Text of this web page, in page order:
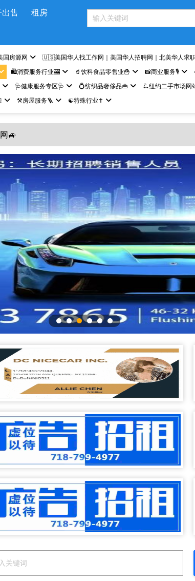
出售 租房
国房源网 🇺🇸美国华人找工作网｜美国华人招聘网｜北美华人求
🛍️消费服务行业🎰 🥤饮料食品零售业🍟 📸商业服务🎙️
🩺健康服务专区🩺 💍纺织品奢侈品👜 🛴纽约二手市场网
⚒️房屋服务🪜 ☯️特殊行业✝️
🚙